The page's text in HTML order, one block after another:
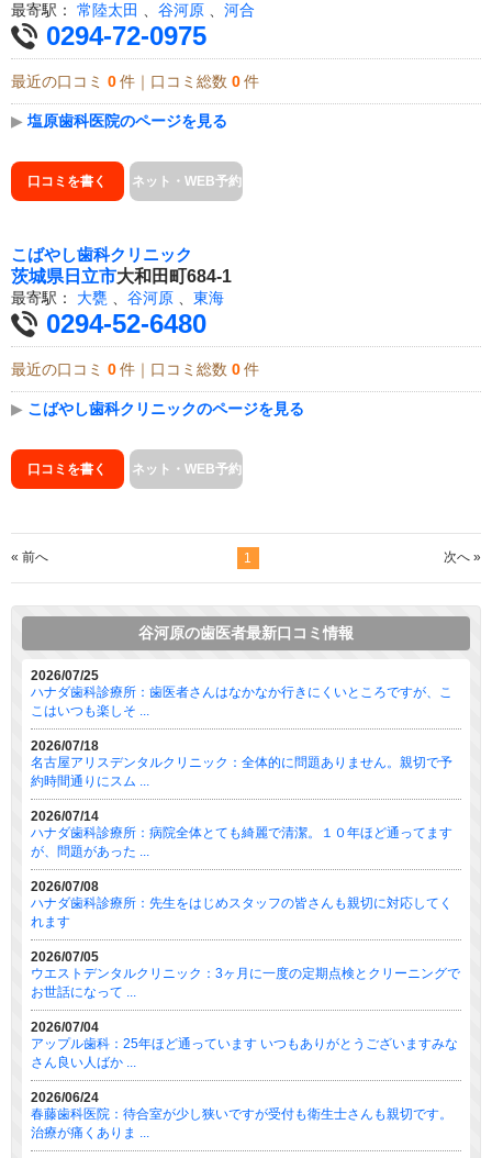
最寄駅： 常陸太田 、 谷河原 、 河合
0294-72-0975
最近の口コミ 0 件｜口コミ総数 0 件
▶ 塩原歯科医院のページを見る
口コミを書く ネット・WEB予約
こばやし歯科クリニック
茨城県 日立市大和田町684-1
最寄駅： 大甕 、 谷河原 、 東海
0294-52-6480
最近の口コミ 0 件｜口コミ総数 0 件
▶ こばやし歯科クリニックのページを見る
口コミを書く ネット・WEB予約
« 前へ 1 次へ »
谷河原の歯医者最新口コミ情報
2026/07/25
ハナダ歯科診療所：歯医者さんはなかなか行きにくいところですが、こ
こはいつも楽しそ ...
2026/07/18
名古屋アリスデンタルクリニック：全体的に問題ありません。親切で予
約時間通りにスム ...
2026/07/14
ハナダ歯科診療所：病院全体とても綺麗で清潔。１０年ほど通ってます
が、問題があった ...
2026/07/08
ハナダ歯科診療所：先生をはじめスタッフの皆さんも親切に対応してく
れます
2026/07/05
ウエストデンタルクリニック：3ヶ月に一度の定期点検とクリーニングで
お世話になって ...
2026/07/04
アップル歯科：25年ほど通っています いつもありがとうございますみな
さん良い人ばか ...
2026/06/24
春藤歯科医院：待合室が少し狭いですが受付も衛生士さんも親切です。
治療が痛くありま ...